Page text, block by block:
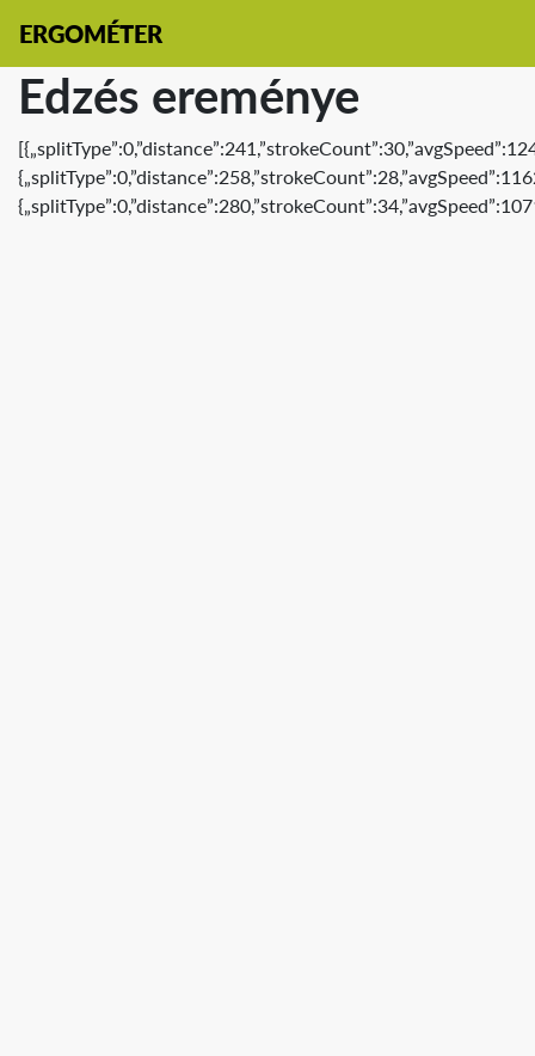
ERGOMÉTER
Edzés ereménye